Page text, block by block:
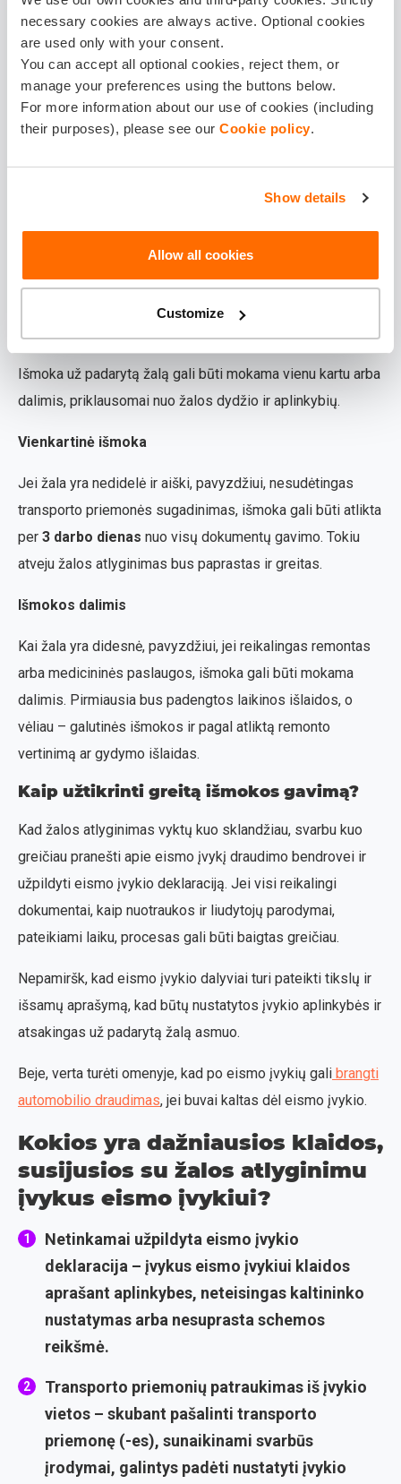
necessary cookies are always active. Optional cookies
are used only with your consent.
You can accept all optional cookies, reject them, or
manage your preferences using the buttons below.
For more information about our use of cookies (including
their purposes), please see our Cookie policy.
Show details
Allow all cookies
Customize
Išmokos dydis po eismo įvykio priklauso nuo padarytos
žalos tipo ir dydžio. Jei dėl eismo įvykio buvo apgadinta
tik transporto priemonė, draudimo žalos atlyginimas gali
apimti remonto darbus. Tačiau, jei įvykio metu buvo
sužaloti žmonės, išmoka bus didesnė, atsižvelgiant į
Svarbu žinoti, kad žalos atlyginimas priklauso nuo eismo
Išmokos mokėjimo tvarka
Išmoka už padarytą žalą gali būti mokama vienu kartu arba
dalimis, priklausomai nuo žalos dydžio ir aplinkybių.
Vienkartinė išmoka
Jei žala yra nedidelė ir aiški, pavyzdžiui, nesudėtingas
transporto priemonės sugadinimas, išmoka gali būti atlikta
per 3 darbo dienas nuo visų dokumentų gavimo. Tokiu
atveju žalos atlyginimas bus paprastas ir greitas.
Išmokos dalimis
Kai žala yra didesnė, pavyzdžiui, jei reikalingas remontas
arba medicininės paslaugos, išmoka gali būti mokama
dalimis. Pirmiausia bus padengtos laikinos išlaidos, o
vėliau – galutinės išmokos ir pagal atliktą remonto
vertinimą ar gydymo išlaidas.
Kaip užtikrinti greitą išmokos gavimą?
Kad žalos atlyginimas vyktų kuo sklandžiau, svarbu kuo
greičiau pranešti apie eismo įvykį draudimo bendrovei ir
užpildyti eismo įvykio deklaraciją. Jei visi reikalingi
dokumentai, kaip nuotraukos ir liudytojų parodymai,
pateikiami laiku, procesas gali būti baigtas greičiau.
Nepamiršk, kad eismo įvykio dalyviai turi pateikti tikslų ir
išsamų aprašymą, kad būtų nustatytos įvykio aplinkybės ir
atsakingas už padarytą žalą asmuo.
Beje, verta turėti omenyje, kad po eismo įvykių gali brangti
automobilio draudimas, jei buvai kaltas dėl eismo įvykio.
Kokios yra dažniausios klaidos,
susijusios su žalos atlyginimu
įvykus eismo įvykiui?
Netinkamai užpildyta eismo įvykio
deklaracija – įvykus eismo įvykiui klaidos
aprašant aplinkybes, neteisingas kaltininko
nustatymas arba nesuprasta schemos
reikšmė.
Transporto priemonių patraukimas iš įvykio
vietos – skubant pašalinti transporto
priemonę (-es), sunaikinami svarbūs
įrodymai, galintys padėti nustatyti įvykio